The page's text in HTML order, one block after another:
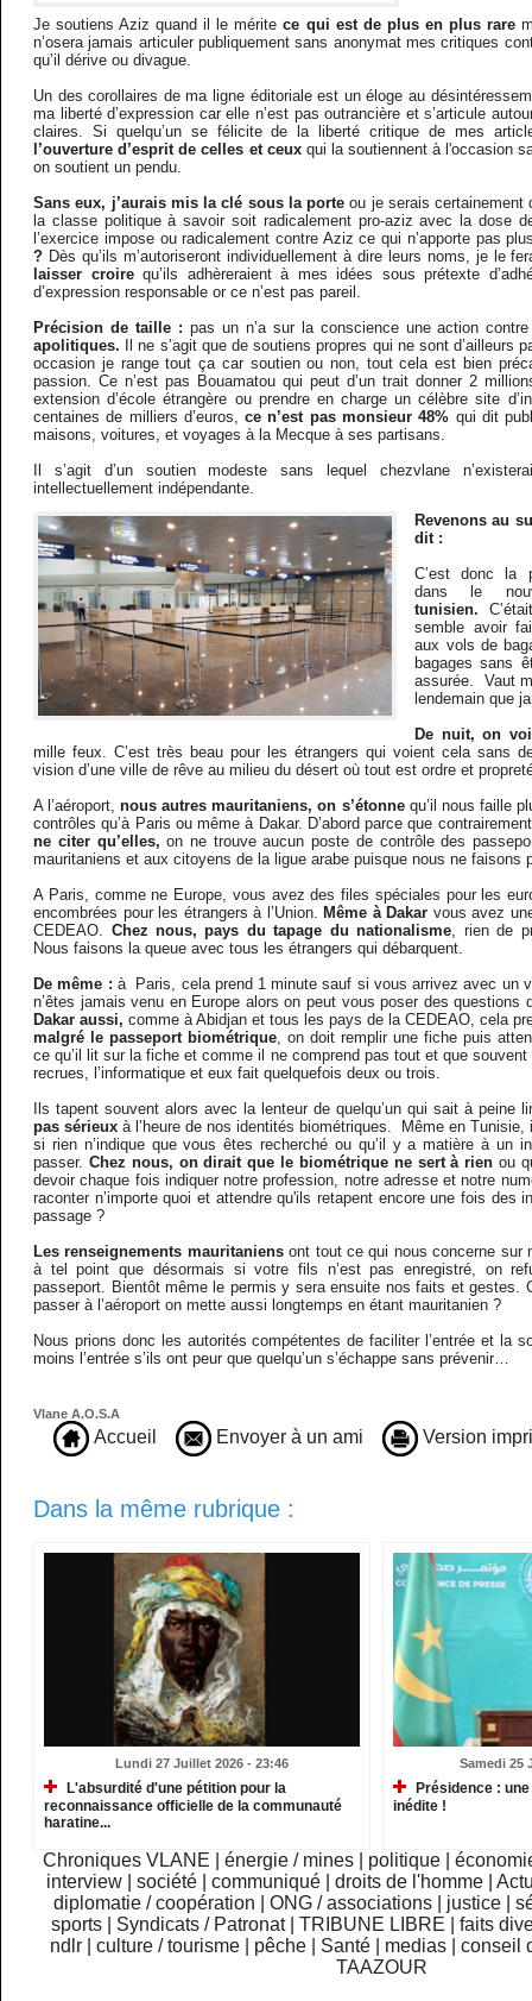
Je soutiens Aziz quand il le méritece qui est de plus en plus rare
n’osera jamais articuler publiquement sans anonymat mes critiques
qu’il dérive ou divague.
Un des corollaires de ma ligne éditoriale est un éloge au
ma liberté d’expression car elle n’est pas outrancière et s’articule
claires. Si quelqu’un se félicite de la liberté critique de mes
l’ouverture d’esprit de celles et ceux qui la soutiennent à l'occasion
on soutient un pendu.
Sans eux, j’aurais mis la clé sous la porte ou je serais certainement
la classe politique à savoir soit radicalement pro-aziz avec la dose
l’exercice impose ou radicalement contre Aziz ce qui n’apporte pas
? Dès qu’ils m’autoriseront individuellement à dire leurs noms, je le
laisser croirequ’ils adhèreraient à mes idées sous prétexte
d’expression responsable or ce n’est pas pareil.
Précision de taille : pas un n’a sur la conscience une action
apolitiques. Il ne s’agit que de soutiens propres qui ne sont d’ailleurs
occasion je range tout ça car soutien ou non, tout cela est bien
passion. Ce n’est pas Bouamatou qui peut d’un trait donner 2
extension d’école étrangère ou prendre en charge un célèbre site
centaines de milliers d’euros,ce n’est pas monsieur 48% qui dit
maisons, voitures, et voyages à la Mecque à ses partisans.
Il s’agit d’un soutien modeste sans lequel chezvlane
intellectuellement indépendante.
Revenons au
dit :
C’est donc la
dans le
tunisien.
semble avoir
aux vols de
bagages sans
assurée. Vaut
lendemain que
De nuit, on
mille feux. C’est très beau pour les étrangers qui voient cela sans
vision d’une ville de rêve au milieu du désert où tout est ordre et
A l’aéroport,nous autres mauritaniens, on s’étonne qu’il nous faille
contrôles qu’à Paris ou même à Dakar. D’abord parce que
ne citer qu’elles, on ne trouve aucun poste de contrôle des
mauritaniens et aux citoyens de la ligue arabe puisque nous ne faisons
A Paris, comme ne Europe, vous avez des files spéciales pour les
encombrées pour les étrangers à l’Union. Même à Dakar vous avez
CEDEAO. Chez nous, pays du tapage du nationalisme, rien de
Nous faisons la queue avec tous les étrangers qui débarquent.
De même : à Paris, cela prend 1 minute sauf si vous arrivez avec un
n’êtes jamais venu en Europe alors on peut vous poser des questions
Dakar aussi, comme à Abidjan et tous les pays de la CEDEAO, cela
malgré le passeport biométrique, on doit remplir une fiche puis
ce qu’il lit sur la fiche et comme il ne comprend pas tout et que
recrues, l’informatique et eux fait quelquefois deux ou trois.
Ils tapent souvent alors avec la lenteur de quelqu’un qui sait à peine
pas sérieuxà l’heure de nos identités biométriques. Même en
si rien n’indique que vous êtes recherché ou qu’il y a matière à un
passer. Chez nous, on dirait que le biométrique ne sert à rien ou
devoir chaque fois indiquer notre profession, notre adresse et notre
raconter n’importe quoi et attendre qu'ils retapent encore une fois des
passage ?
Les renseignements mauritaniensont tout ce qui nous concerne sur
à tel point que désormais si votre fils n’est pas enregistré, on
passeport. Bientôt même le permis y sera ensuite nos faits et gestes.
passer à l’aéroport on mette aussi longtemps en étant mauritanien ?
Nous prions donc les autorités compétentes de faciliter l’entrée et la
moins l’entrée s’ils ont peur que quelqu’un s’échappe sans prévenir…
Vlane A.O.S.A
Accueil Envoyer à un ami Version
Dans la même rubrique :
Lundi 27 Juillet 2026 - 23:46
L'absurdité d'une pétition pour la
reconnaissance officielle de la communauté
haratine...
Samedi 25
Présidence :
inédite !
Chroniques VLANE énergie / mines politique
interview
|société |communiqué |droits de l'homme |
diplomatie / coopération
ONG / associations justice
sports
Syndicats / Patronat TRIBUNE LIBRE
faits
ndlr
|culture / tourisme pêche Santé medias |conseil
TAAZOUR